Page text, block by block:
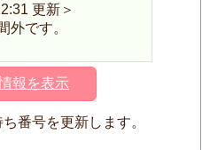
更新＞
外です。
報を表示
番号を更新します。